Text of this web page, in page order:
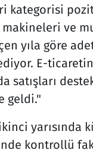
kategorisi
ve
yıla göre
E-ticaretin
satışları
geldi."
yarısında
kontrollü